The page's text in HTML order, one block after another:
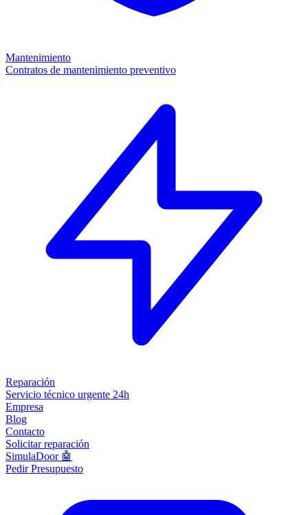
Mantenimiento
Contratos de mantenimiento preventivo
Reparación
Servicio técnico urgente 24h
Empresa
Blog
Contacto
Solicitar reparación
SimulaDoor 🤖
Pedir Presupuesto